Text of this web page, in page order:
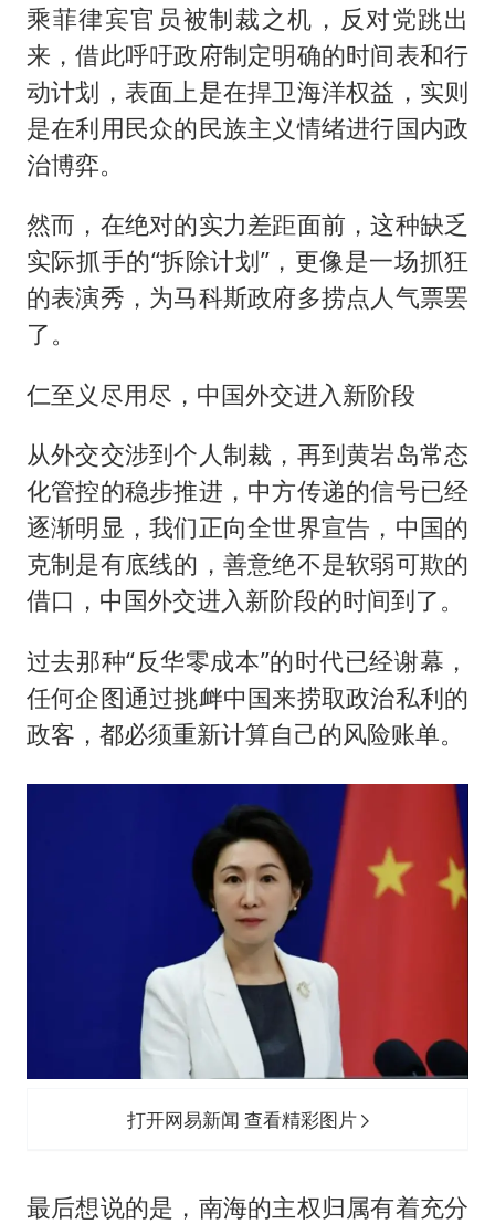
乘菲律宾官员被制裁之机，反对党跳出
来，借此呼吁政府制定明确的时间表和行
动计划，表面上是在捍卫海洋权益，实则
是在利用民众的民族主义情绪进行国内政
治博弈。
然而，在绝对的实力差距面前，这种缺乏
实际抓手的“拆除计划”，更像是一场抓狂
的表演秀，为马科斯政府多捞点人气票罢
了。
仁至义尽用尽，中国外交进入新阶段
从外交交涉到个人制裁，再到黄岩岛常态
化管控的稳步推进，中方传递的信号已经
逐渐明显，我们正向全世界宣告，中国的
克制是有底线的，善意绝不是软弱可欺的
借口，中国外交进入新阶段的时间到了。
过去那种“反华零成本”的时代已经谢幕，
任何企图通过挑衅中国来捞取政治私利的
政客，都必须重新计算自己的风险账单。
打开网易新闻 查看精彩图片
最后想说的是，南海的主权归属有着充分